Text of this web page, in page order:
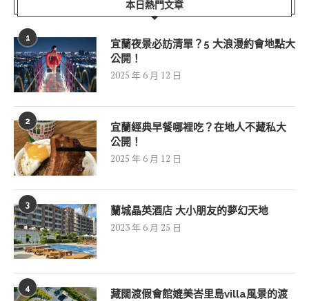
本日熱門文章
1
宜蘭夜景必訪清單？5 大浪漫約會地點大
公開！
2025 年 6 月 12 日
2
宜蘭經典早餐哪裡吃？在地人不藏私大
公開！
2025 年 6 月 12 日
3
蘭城晶英酒店 大小朋友的夢幻天地
2023 年 6 月 25 日
4
藏闊渡假會館媲美峇里島villa風景的渡